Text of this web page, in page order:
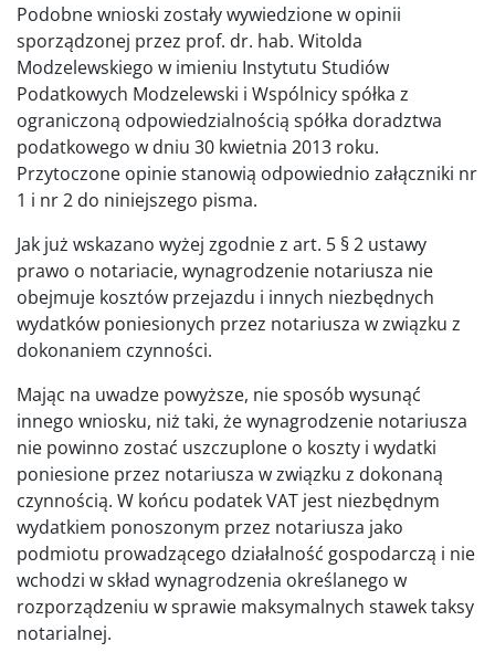
Podobne wnioski zostały wywiedzione w opinii
sporządzonej przez prof. dr. hab. Witolda
Modzelewskiego w imieniu Instytutu Studiów
Podatkowych Modzelewski i Wspólnicy spółka z
ograniczoną odpowiedzialnością spółka doradztwa
podatkowego w dniu 30 kwietnia 2013 roku.
Przytoczone opinie stanowią odpowiednio załączniki nr
1 i nr 2 do niniejszego pisma.
Jak już wskazano wyżej zgodnie z art. 5 § 2 ustawy
prawo o notariacie, wynagrodzenie notariusza nie
obejmuje kosztów przejazdu i innych niezbędnych
wydatków poniesionych przez notariusza w związku z
dokonaniem czynności.
Mając na uwadze powyższe, nie sposób wysunąć
innego wniosku, niż taki, że wynagrodzenie notariusza
nie powinno zostać uszczuplone o koszty i wydatki
poniesione przez notariusza w związku z dokonaną
czynnością. W końcu podatek VAT jest niezbędnym
wydatkiem ponoszonym przez notariusza jako
podmiotu prowadzącego działalność gospodarczą i nie
wchodzi w skład wynagrodzenia określanego w
rozporządzeniu w sprawie maksymalnych stawek taksy
notarialnej.